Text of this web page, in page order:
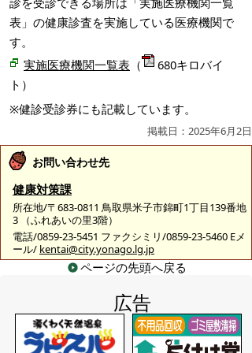
表」の健康診査を実施している医療機関で
す。
実施医療機関一覧表 （
680キロバイ
ト）
※健診受診券にも記載しています。
掲載日：2025年6月2日
お問い合わせ先
健康対策課
所在地/〒683-0811 鳥取県米子市錦町1丁目139番地
3 （ふれあいの里3階）
電話/0859-23-5451 ファクシミリ/0859-23-5460 Eメ
ール/ kentai@city.yonago.lg.jp
ページの先頭へ戻る
広告